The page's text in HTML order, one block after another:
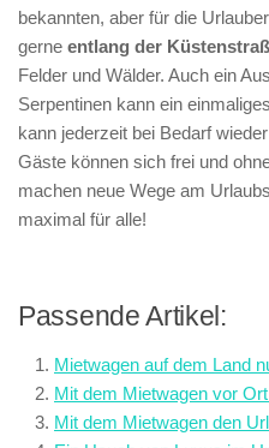
bekannten, aber für die
gerne entlang der
Felder und Wälder. Auch ein
Serpentinen kann ein
kann jederzeit bei Bedarf
Gäste können sich frei und
machen neue Wege am
maximal für alle!
Passende Artikel:
Mietwagen auf dem Land
Mit dem Mietwagen vor
Mit dem Mietwagen den